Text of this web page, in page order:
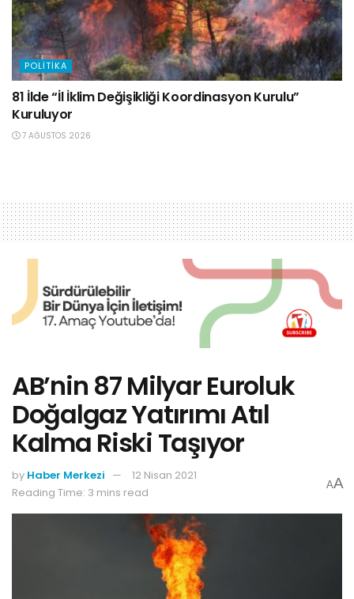
POLITIKA
81 İlde “İl İklim Değişikliği Koordinasyon Kurulu”
Kuruluyor
7 AĞUSTOS 2026
AB’nin 87 Milyar Euroluk
Doğalgaz Yatırımı Atıl
Kalma Riski Taşıyor
by Haber Merkezi
12 Nisan 2021
Reading Time: 3 mins read
AA